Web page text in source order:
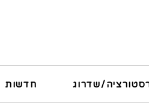
שדרוג חדשות